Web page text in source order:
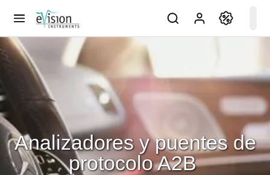
Analizadores y puentes de
protocolo A2B